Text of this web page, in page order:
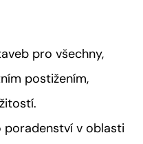
pro všechny,
postižením,
poradenství v oblasti